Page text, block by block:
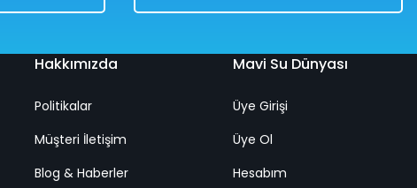
Ölçekli Klasik Araba Pembe Renkli 30 Cm
Hakkımızda
Politikalar
Müşteri İletişim
Blog & Haberler
Mavi Su Dünyası
Üye Girişi
Üye Ol
Hesabım